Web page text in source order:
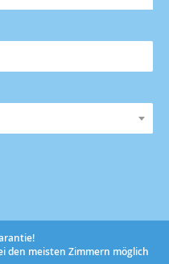
den meisten Zimmern möglich